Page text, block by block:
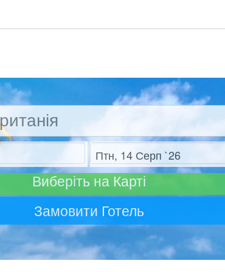
Отъезд
Виберіть на Карті
Замовити Готель